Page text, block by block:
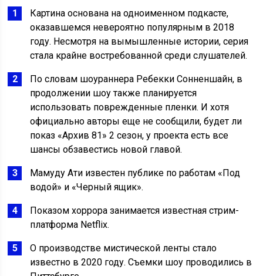
Картина основана на одноименном подкасте,
оказавшемся невероятно популярным в 2018
году. Несмотря на вымышленные истории, серия
стала крайне востребованной среди слушателей.
По словам шоураннера Ребекки Сонненшайн, в
продолжении шоу также планируется
использовать поврежденные пленки. И хотя
официально авторы еще не сообщили, будет ли
показ «Архив 81» 2 сезон, у проекта есть все
шансы обзавестись новой главой.
Мамуду Ати известен публике по работам «Под
водой» и «Черный ящик».
Показом хоррора занимается известная стрим-
платформа Netflix.
О производстве мистической ленты стало
известно в 2020 году. Съемки шоу проводились в